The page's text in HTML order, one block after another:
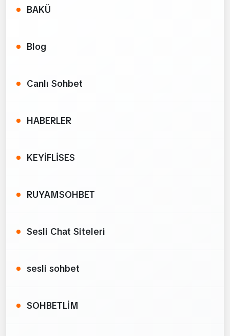
BAKÜ
Blog
Canlı Sohbet
HABERLER
KEYİFLİSES
RUYAMSOHBET
Sesli Chat Siteleri
sesli sohbet
SOHBETLİM